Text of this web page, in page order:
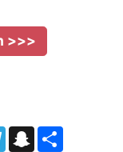
>>>
TelegramSnapchat